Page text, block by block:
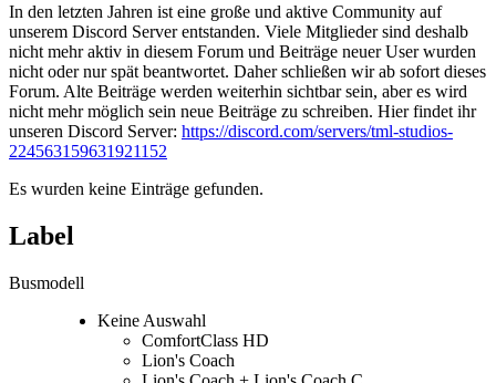
In den letzten Jahren ist eine große und aktive Community auf
unserem Discord Server entstanden. Viele Mitglieder sind deshalb
nicht mehr aktiv in diesem Forum und Beiträge neuer User wurden
nicht oder nur spät beantwortet. Daher schließen wir ab sofort dieses
Forum. Alte Beiträge werden weiterhin sichtbar sein, aber es wird
nicht mehr möglich sein neue Beiträge zu schreiben. Hier findet ihr
unseren Discord Server: https://discord.com/servers/tml-studios-
224563159631921152
Es wurden keine Einträge gefunden.
Label
Busmodell
Keine Auswahl
ComfortClass HD
Lion's Coach